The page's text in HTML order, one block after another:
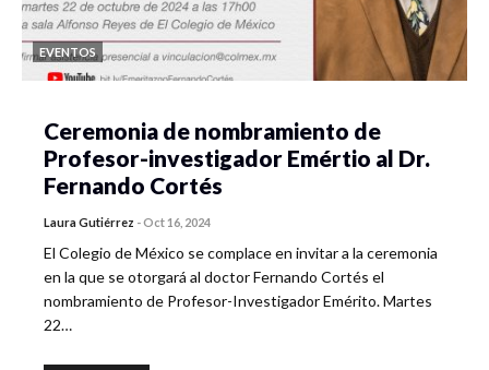
EVENTOS
Ceremonia de nombramiento de
Profesor-investigador Emértio al Dr.
Fernando Cortés
Laura Gutiérrez -Oct 16, 2024
El Colegio de México se complace en invitar a la ceremonia
en la que se otorgará al doctor Fernando Cortés el
nombramiento de Profesor-Investigador Emérito. Martes
22…